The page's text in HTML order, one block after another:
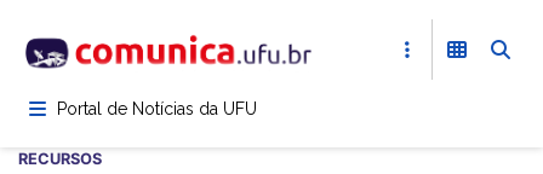
para
conteúdoPortal de Notícias da UFU
RECURSOS